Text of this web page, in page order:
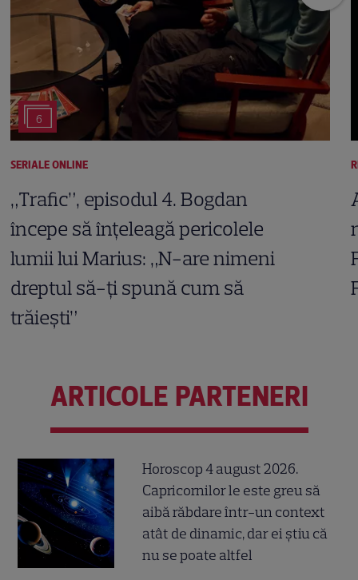
6
SERIALE ONLINE
„Trafic”, episodul 4. Bogdan
începe să înțeleagă pericolele
lumii lui Marius: „N-are nimeni
dreptul să-ți spună cum să
trăiești”
ARTICOLE PARTENERI
Horoscop 4 august 2026.
Capricornilor le este greu să
aibă răbdare într-un context
atât de dinamic, dar ei știu că
nu se poate altfel